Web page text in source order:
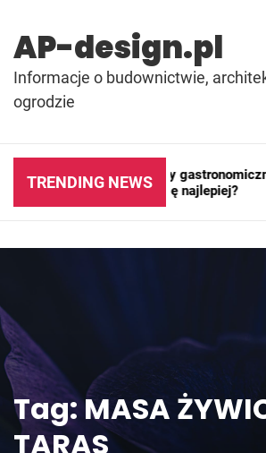
content
AP-design.pl
Informacje o budownictwie,
ogrodzie
TRENDING NEWS
Kontenery i pawilony gastronomiczne
gdzie sprawdzają się najlepiej?
Tag:MASA
TARAS